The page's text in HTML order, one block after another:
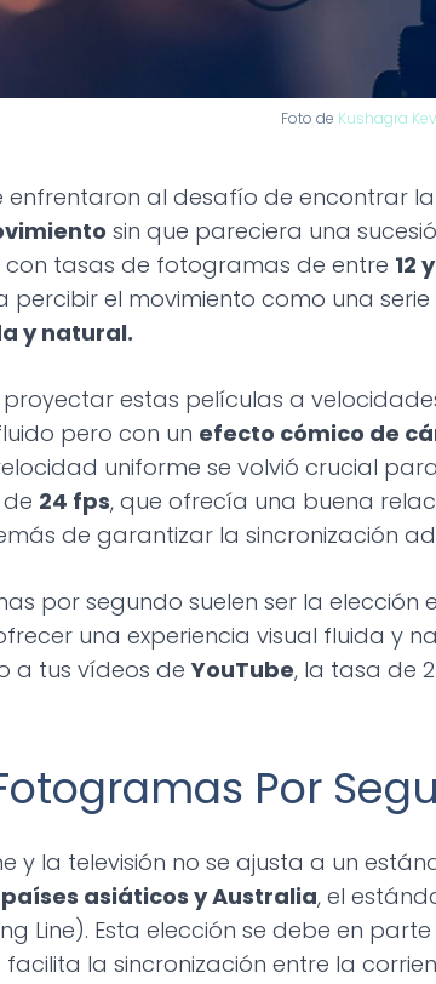
Foto de Kushagra
enfrentaron al desafío de
sin que pareciera una
con tasas de fotogramas de entre 12
percibir el movimiento como una serie
y natural.
estas películas a
pero con un efecto cómico de
uniforme se volvió crucial
24 fps, que ofrecía una buena
de garantizar la sincronización
por segundo suelen ser la elección
una experiencia visual fluida y
a tus vídeos deYouTube, la tasa de
Por
y la televisión no se ajusta a un
países asiáticos y Australia, el
Line). Esta elección se debe en
facilita la sincronización entre la